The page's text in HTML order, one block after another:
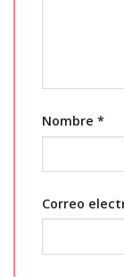
Nombre *
Correo